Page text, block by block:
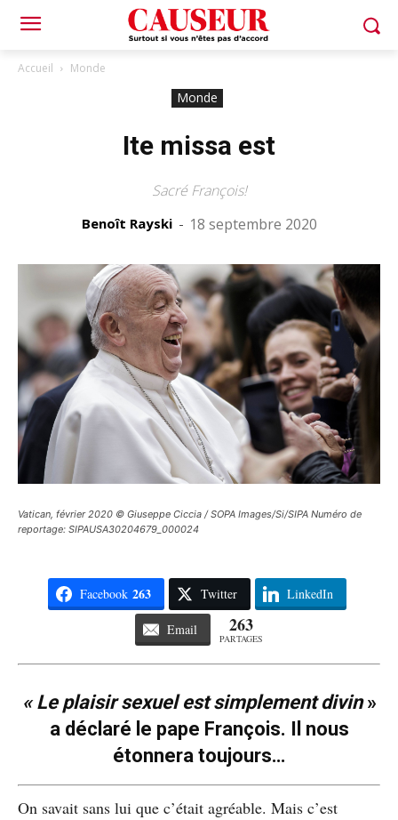
Accueil Monde
Monde
Ite missa est
Sacré François!
Benoît Rayski - 18 septembre 2020
Vatican, février 2020 © Giuseppe Ciccia / SOPA Images/Si/SIPA Numéro de
reportage: SIPAUSA30204679_000024
Facebook 263 Twitter LinkedIn
Email 263
PARTAGES
« Le plaisir sexuel est simplement divin»
a déclaré le pape François. Il nous
étonnera toujours…
On savait sans lui que c’était agréable. Mais c’est